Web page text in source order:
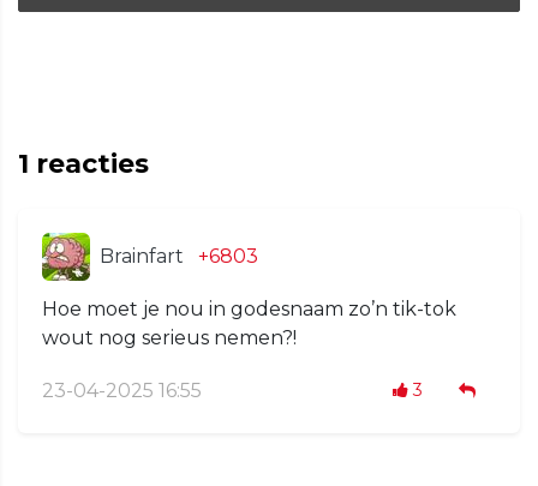
1 reacties
Brainfart +6803
Hoe moet je nou in godesnaam zo’n tik-tok
wout nog serieus nemen?!
23-04-2025 16:55 3